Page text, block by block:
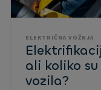
ELEKTRIČNA VOŽNJA
ali koliko
vozila?